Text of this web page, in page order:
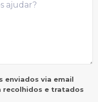
enviados via email
recolhidos e tratados